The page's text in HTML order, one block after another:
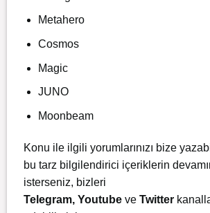
Metahero
Cosmos
Magic
JUNO
Moonbeam
Konu ile ilgili yorumlarınızı bize
bu tarz bilgilendirici içeriklerin
isterseniz, bizleri
Telegram, Youtube ve Twitter